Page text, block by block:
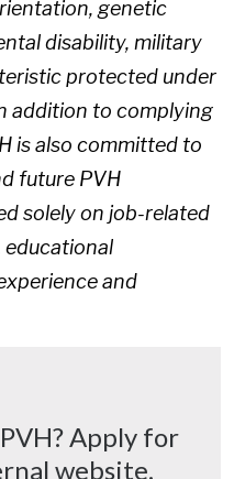
genetic
disability, military
protected under
addition to complying
is also committed to
future PVH
solely on job-related
educational
and
Apply for
website.